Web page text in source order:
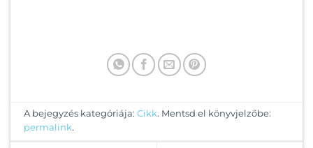
A bejegyzés kategóriája:Cikk. Mentsd el könyvjelzőbe:
permalink.